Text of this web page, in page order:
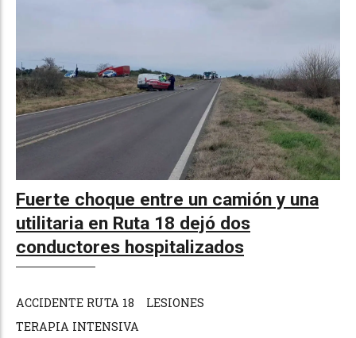
Fuerte choque entre un camión y una
utilitaria en Ruta 18 dejó dos
conductores hospitalizados
ACCIDENTE RUTA 18
LESIONES
TERAPIA INTENSIVA